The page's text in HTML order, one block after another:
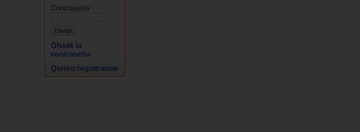
Contraseña
Olvidé la
contraseña
Quiero registrarme